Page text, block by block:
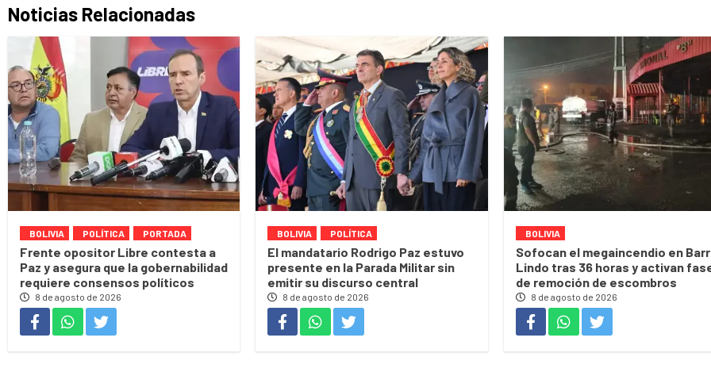
Noticias Relacionadas
BOLIVIA POLÍTICA PORTADA
Frente opositor Libre contesta a
Paz y asegura que la gobernabilidad
requiere consensos políticos
8 de agosto de 2026
BOLIVIA POLÍTICA
El mandatario Rodrigo Paz estuvo
presente en la Parada Militar sin
emitir su discurso central
8 de agosto de 2026
BOLIVIA
Sofocan el megaincendio en
Lindo tras 36 horas y activan
de remoción de escombros
8 de agosto de 2026